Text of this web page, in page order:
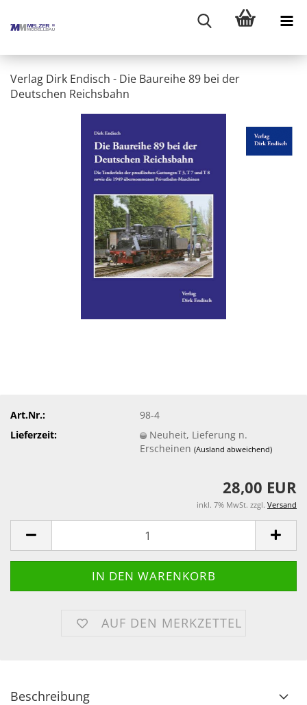
Verlag Dirk Endisch - Die Baureihe 89 bei der
Deutschen Reichsbahn
Art.Nr.:
98-4
Lieferzeit:
Neuheit, Lieferung n.
Erscheinen(Ausland abweichend)
28,00 EUR
inkl. 7% MwSt. zzgl. Versand
AUF DEN MERKZETTEL
Beschreibung